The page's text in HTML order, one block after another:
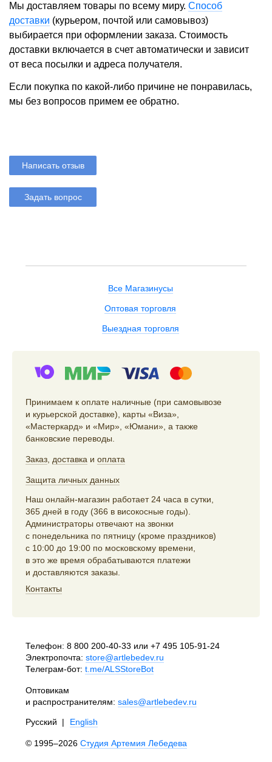
Мы доставляем товары по всему миру. Способ
доставки (курьером, почтой или самовывоз)
выбирается при оформлении заказа. Стоимость
доставки включается в счет автоматически и зависит
от веса посылки и адреса получателя.
Если покупка по какой-либо причине не понравилась,
мы без вопросов примем ее обратно.
Написать отзыв
Задать вопрос
Все Магазинусы
Оптовая торговля
Выездная торговля
Принимаем к оплате наличные (при самовывозе
и курьерской доставке), карты «Виза»,
«Мастеркард» и «Мир», «Юмани», а также
банковские переводы.
Заказ доставка и оплата
Защита личных данных
Наш онлайн-магазин работает 24 часа в сутки,
365 дней в году (366 в високосные годы).
Администраторы отвечают на звонки
с понедельника по пятницу (кроме праздников)
с 10:00 до 19:00 по московскому времени,
в это же время обрабатываются платежи
и доставляются заказы.
Контакты
Телефон: 8 800 200-40-33 или +7 495 105-91-24
Электропочта: store@artlebedev.ru
Телеграм-бот: t.me/ALSStoreBot
Оптовикам
и распространителям: sales@artlebedev.ru
Русский | English
© 1995–2026 Студия Артемия Лебедева